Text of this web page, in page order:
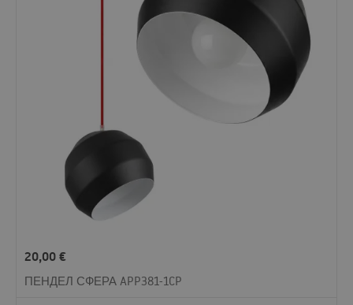
20,00€
ПЕНДЕЛ СФЕРА APP381-1CP